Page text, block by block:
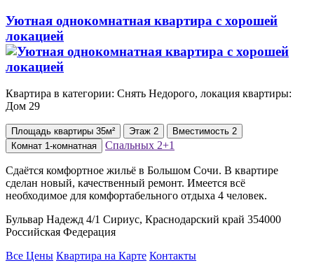
Уютная однокомнатная квартира с хорошей
локацией
Квартира в категории: Снять Недорого, локация квартиры:
Дом 29
Площадь квартиры 35м² Этаж 2 Вместимость 2
Комнат 1-комнатная Спальных 2+1
Сдаётся комфортное жильё в Большом Сочи. В квартире
сделан новый, качественный ремонт. Имеется всё
необходимое для комфортабельного отдыха 4 человек.
Бульвар Надежд 4/1 Сириус, Краснодарский край 354000
Российская Федерация
Все Цены Квартира на Карте Контакты